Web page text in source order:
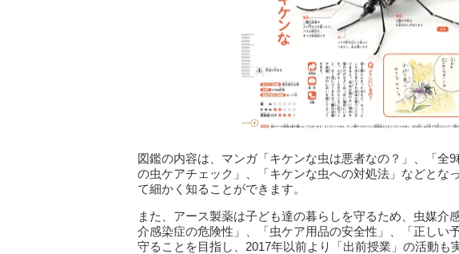
図鑑の内容は、マンガ「キケンな虫は悪者なの？」、「全
の虫ケアチェック」、「キケンな虫への対処法」などとな
て細かく知ることができます。
また、アース製薬は子ども達の暮らしを守るため、虫媒介
介感染症の危険性」、「虫ケア用品の安全性」、「正しい
守ることを目指し、2017年以前より「出前授業」の活動も